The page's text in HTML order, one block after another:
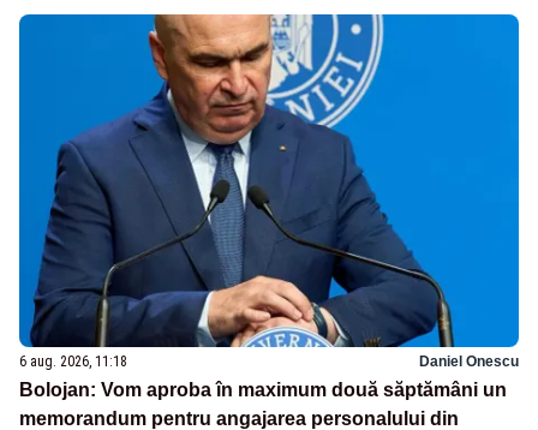
6 aug. 2026, 11:18 Daniel Onescu
Bolojan: Vom aproba în maximum două săptămâni un
memorandum pentru angajarea personalului din